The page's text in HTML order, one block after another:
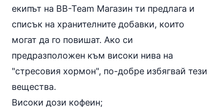
екипът на BB-Team Магазин ти предлага и
списък на хранителните добавки, които
могат да го повишат. Ако си
предразположен към високи нива на
"стресовия хормон", по-добре избягвай тези
вещества.
Високи дози кофеин;